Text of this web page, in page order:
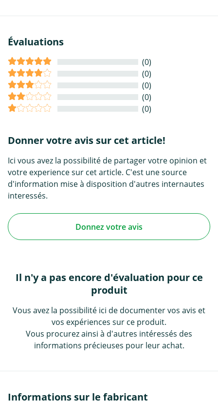
Évaluations
(0)
(0)
(0)
(0)
(0)
Donner votre avis sur cet article!
Ici vous avez la possibilité de partager votre opinion et
votre experience sur cet article. C'est une source
d'information mise à disposition d'autres internautes
interessés.
Donnez votre avis
Il n'y a pas encore d'évaluation pour ce
produit
Vous avez la possibilité ici de documenter vos avis et
vos expériences sur ce produit.
Vous procurez ainsi à d'autres intéressés des
informations précieuses pour leur achat.
Informations sur le fabricant